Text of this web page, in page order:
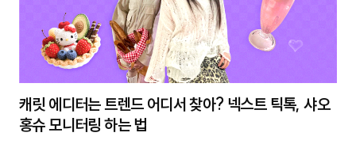
캐릿 에디터는 트렌드 어디서 찾아? 넥스트 틱톡, 샤오
홍슈 모니터링 하는 법